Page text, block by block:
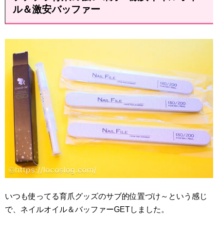
ル＆激安バッファー
いつも使ってる育爪グッズのサブ的位置づけ～という感じ
で、ネイルオイル＆バッファーGETしました。